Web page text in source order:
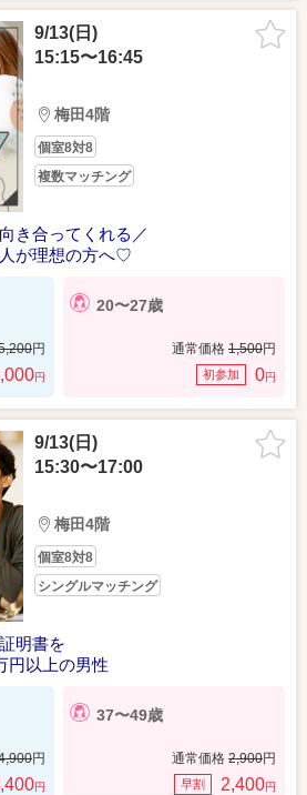
9/13(日)
15:15〜16:45
梅田4階
個室8対8
複数マッチング
き合ってくれる／
が理想の方へ♡
円
円
20〜27歳
通常価格 1,500円
初参加 0円
9/13(日)
15:30〜17:00
梅田4階
個室8対8
シングルマッチング
明書を
円以上の男性
円
円
37〜49歳
通常価格 2,900円
早割 2,400円